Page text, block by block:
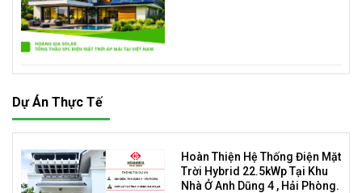
Dự Án Thực Tế
Hoàn Thiện Hệ Thống Điện Mặt
Trời Hybrid 22.5kWp Tại Khu
Nhà Ở Anh Dũng 4 , Hải Phòng.